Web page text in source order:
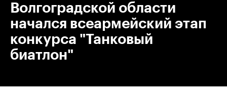
Волгоградской области
начался всеармейский этап
конкурса "Танковый
биатлон"